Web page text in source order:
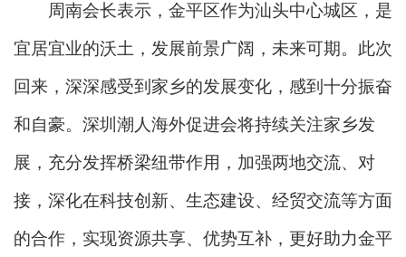
周南会长表示，金平区作为汕头中心城区，是
宜居宜业的沃土，发展前景广阔，未来可期。此次
回来，深深感受到家乡的发展变化，感到十分振奋
和自豪。深圳潮人海外促进会将持续关注家乡发
展，充分发挥桥梁纽带作用，加强两地交流、对
接，深化在科技创新、生态建设、经贸交流等方面
的合作，实现资源共享、优势互补，更好助力金平